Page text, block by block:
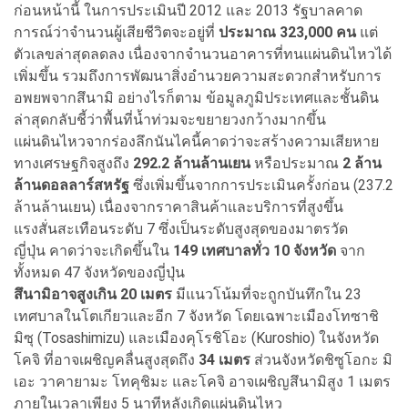
ก่อนหน้านี้ ในการประเมินปี 2012 และ 2013 รัฐบาลคาด
การณ์ว่าจำนวนผู้เสียชีวิตจะอยู่ที่ ประมาณ 323,000 คนแต่
ตัวเลขล่าสุดลดลง เนื่องจากจำนวนอาคารที่ทนแผ่นดินไหวได้
เพิ่มขึ้น รวมถึงการพัฒนาสิ่งอำนวยความสะดวกสำหรับการ
อพยพจากสึนามิ อย่างไรก็ตาม ข้อมูลภูมิประเทศและชั้นดิน
ล่าสุดกลับชี้ว่าพื้นที่น้ำท่วมจะขยายวงกว้างมากขึ้น
แผ่นดินไหวจากร่องลึกนันไคนี้คาดว่าจะสร้างความเสียหาย
ทางเศรษฐกิจสูงถึง 292.2 ล้านล้านเยนหรือประมาณ 2 ล้าน
ล้านดอลลาร์สหรัฐ ซึ่งเพิ่มขึ้นจากการประเมินครั้งก่อน (237.2
ล้านล้านเยน) เนื่องจากราคาสินค้าและบริการที่สูงขึ้น
แรงสั่นสะเทือนระดับ 7 ซึ่งเป็นระดับสูงสุดของมาตรวัด
ญี่ปุ่น คาดว่าจะเกิดขึ้นใน 149 เทศบาลทั่ว 10 จังหวัด จาก
ทั้งหมด 47 จังหวัดของญี่ปุ่น
สึนามิอาจสูงเกิน 20 เมตร มีแนวโน้มที่จะถูกบันทึกใน 23
เทศบาลในโตเกียวและอีก 7 จังหวัด โดยเฉพาะเมืองโทซาชิ
มิซุ (Tosashimizu) และเมืองคุโรชิโอะ (Kuroshio) ในจังหวัด
โคจิ ที่อาจเผชิญคลื่นสูงสุดถึง 34 เมตร ส่วนจังหวัดชิซูโอกะ มิ
เอะ วาคายามะ โทคุชิมะ และโคจิ อาจเผชิญสึนามิสูง 1 เมตร
ภายในเวลาเพียง 5 นาทีหลังเกิดแผ่นดินไหว